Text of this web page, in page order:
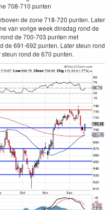
708-710 punten
de zone 718-720 punten. Later
van vorige week dinsdag rond de
de 700-703 punten met
de 691-692 punten. Later steun rond
rond de 670 punten.